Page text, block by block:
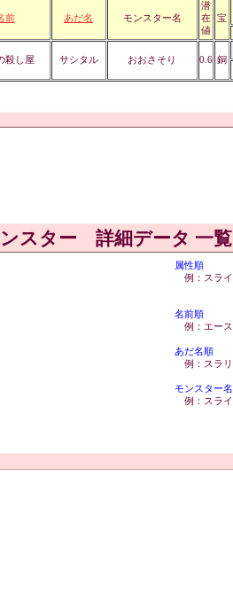
前 あだ名 モンスター名
潜
在
値
宝
殺し屋 サシタル おおさそり 0.6 銅
スター 詳細データ 一
属性順
例：スラ
名前順
例：エース
あだ名順
例：スラ
モンスター
例：スラ